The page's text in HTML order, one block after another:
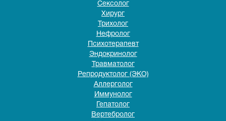
Сексолог
Хирург
Трихолог
Нефролог
Психотерапевт
Эндокринолог
Травматолог
Репродуктолог (ЭКО)
Аллерголог
Иммунолог
Гепатолог
Вертебролог